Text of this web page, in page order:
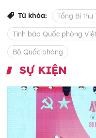
Từ khóa: Tổng Bí thư
Tình báo Quốc phòng
Bộ Quốc phòng
SỰ KIỆN